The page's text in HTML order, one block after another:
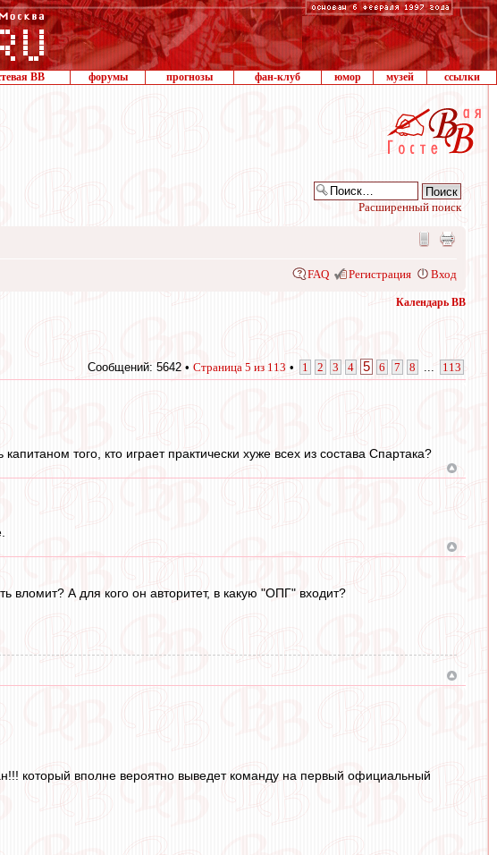
ВВ форумы прогнозы фан-клуб юмор музей ссылки
Расширенный поиск
FAQ Регистрация Вход
Календарь ВВ
Сообщений: 5642 • Страница 5 из 113 • 1 2 3 4 5 6 7 8 113
того, кто играет практически хуже всех из состава Спартака?
вломит? А для кого он авторитет, в какую "ОПГ" входит?
который вполне вероятно выведет команду на первый официальный